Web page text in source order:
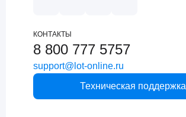
КОНТАКТЫ
8 800 777 5757
support@lot-online.ru
Техническая поддержка